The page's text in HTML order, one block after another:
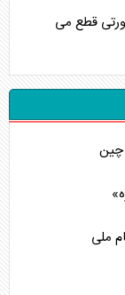
قطع می
چین
ملی